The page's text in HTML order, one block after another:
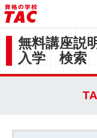
無料講座説
入学 検索